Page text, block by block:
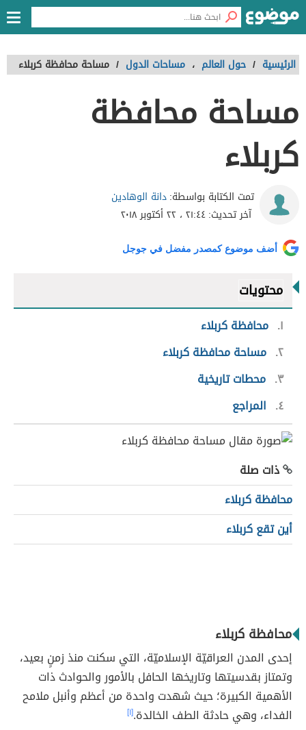
الرئيسية / حول العالم ، مساحات الدول / مساحة محافظة كربلاء
مساحة محافظة
كربلاء
تمت الكتابة بواسطة:دانة الوهادين
آخر تحديث:٢١:٤٤ ، ٢٢ أكتوبر ٢٠١٨
أضف موضوع كمصدر مفضل في جوجل
محتويات
١ محافظة كربلاء
٢ مساحة محافظة كربلاء
٣ محطات تاريخية
٤
المراجع
ذات صلة
محافظة كربلاء
أين تقع كربلاء
محافظة كربلاء
إحدى المدن العراقيّة الإسلاميّة، التي سكنت منذ زمنٍ بعيد،
وتمتاز بقدسيتها وتاريخها الحافل بالأمور والحوادث ذات
الأهمية الكبيرة؛ حيث شهدت واحدة من أعظم وأنبل ملامح
الفداء، وهي حادثة الطف الخالدة.[١]